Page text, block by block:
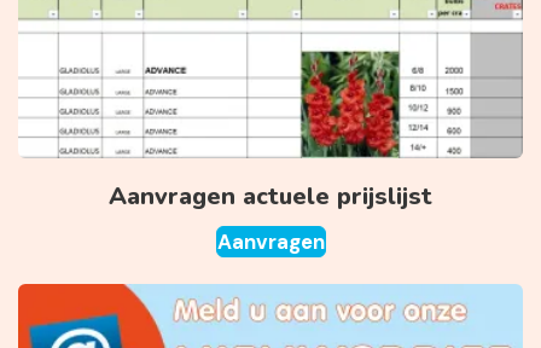
Aanvragen actuele prijslijst
Aanvragen